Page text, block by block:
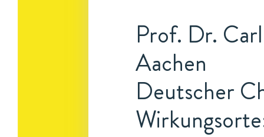
Prof. Dr.
Aachen
Deutscher